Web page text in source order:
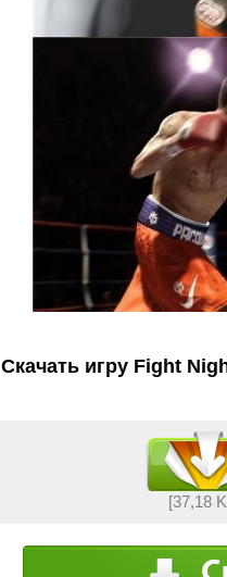
Скачать игру Fight
[37,18